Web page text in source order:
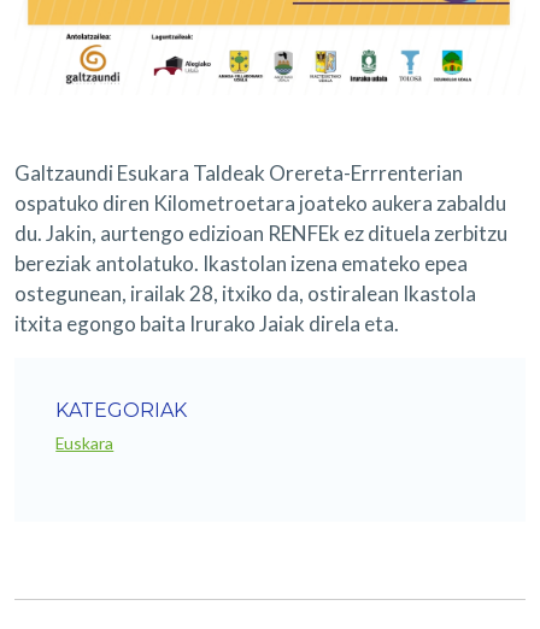
Galtzaundi Esukara Taldeak Orereta-Errrenterian
ospatuko diren Kilometroetara joateko aukera zabaldu
du. Jakin, aurtengo edizioan RENFEk ez dituela zerbitzu
bereziak antolatuko. Ikastolan izena emateko epea
ostegunean, irailak 28, itxiko da, ostiralean Ikastola
itxita egongo baita Irurako Jaiak direla eta.
KATEGORIAK
Euskara